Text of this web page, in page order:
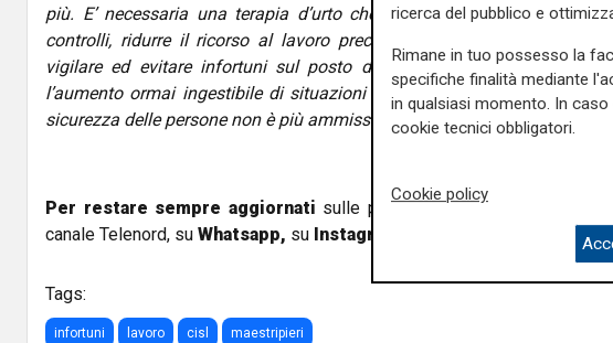
più. E’ necessaria una terapia d’urto che si traduca in aumento
controlli, ridurre il ricorso al lavoro precario, responsabilizzare chi ha
vigilare ed evitare infortuni sul posto di lavoro. Il sindacato da
l’aumento ormai ingestibile di situazioni di pericolo. Adesso basta,
sicurezza delle persone non è più ammissibile arretrare”,conclude
Per restare sempre aggiornati sulle principali notizie sulla Liguria
canale Telenord, su Whatsapp, su Instagram
Tags:
infortuni lavoro cisl maestripieri
ricerca del pubblico e
Rimane in tuo possesso la
specifiche finalità mediante
in qualsiasi momento. In
cookie tecnici obbligatori.
Cookie policy